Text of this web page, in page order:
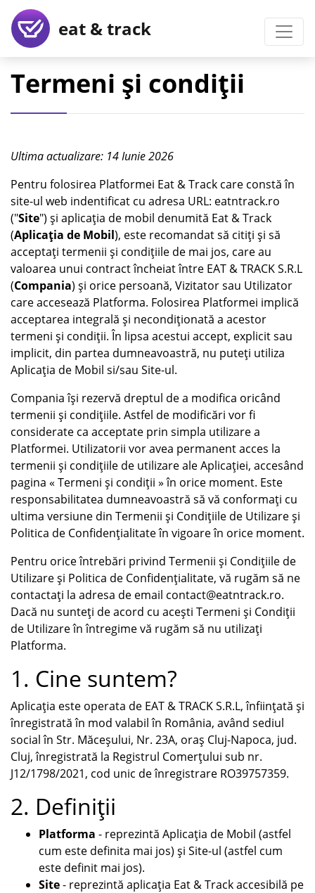
eat & track
Termeni și condiții
Ultima actualizare: 14 Iunie 2026
Pentru folosirea Platformei Eat & Track care constă în
site-ul web indentificat cu adresa URL: eatntrack.ro
("Site") și aplicația de mobil denumită Eat & Track
(Aplicația de Mobil), este recomandat să citiți și să
acceptați termenii și condițiile de mai jos, care au
valoarea unui contract încheiat între EAT & TRACK S.R.L
(Compania) și orice persoană, Vizitator sau Utilizator
care accesează Platforma. Folosirea Platformei implică
acceptarea integrală și necondiționată a acestor
termeni și condiții. În lipsa acestui accept, explicit sau
implicit, din partea dumneavoastră, nu puteți utiliza
Aplicația de Mobil si/sau Site-ul.
Compania își rezervă dreptul de a modifica oricând
termenii și condițiile. Astfel de modificări vor fi
considerate ca acceptate prin simpla utilizare a
Platformei. Utilizatorii vor avea permanent acces la
termenii și condițiile de utilizare ale Aplicației, accesând
pagina « Termeni și condiții » în orice moment. Este
responsabilitatea dumneavoastră să vă conformați cu
ultima versiune din Termenii și Condițiile de Utilizare și
Politica de Confidențialitate în vigoare în orice moment.
Pentru orice întrebări privind Termenii și Condițiile de
Utilizare și Politica de Confidențialitate, vă rugăm să ne
contactați la adresa de email contact@eatntrack.ro.
Dacă nu sunteți de acord cu acești Termeni și Condiții
de Utilizare în întregime vă rugăm să nu utilizați
Platforma.
1. Cine suntem?
Aplicația este operata de EAT & TRACK S.R.L, înființată și
înregistrată în mod valabil în România, având sediul
social în Str. Măceșului, Nr. 23A, oraș Cluj-Napoca, jud.
Cluj, înregistrată la Registrul Comerțului sub nr.
J12/1798/2021, cod unic de înregistrare RO39757359.
2. Definiții
Platforma - reprezintă Aplicația de Mobil (astfel
cum este definita mai jos) și Site-ul (astfel cum
este definit mai jos).
Site- reprezintă aplicația Eat & Track accesibilă pe